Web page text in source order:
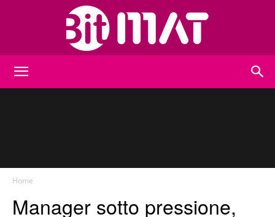
Home
Manager sotto pressione,